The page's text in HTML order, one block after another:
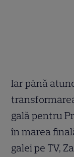
Iar până
gală pentru
în marea
galei pe TV,